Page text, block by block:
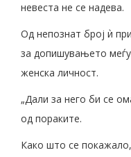
невеста не се надева.
Од непознат број ѝ
за допишувањето
женска личност.
„Дали за него би се
од пораките.
Како што се